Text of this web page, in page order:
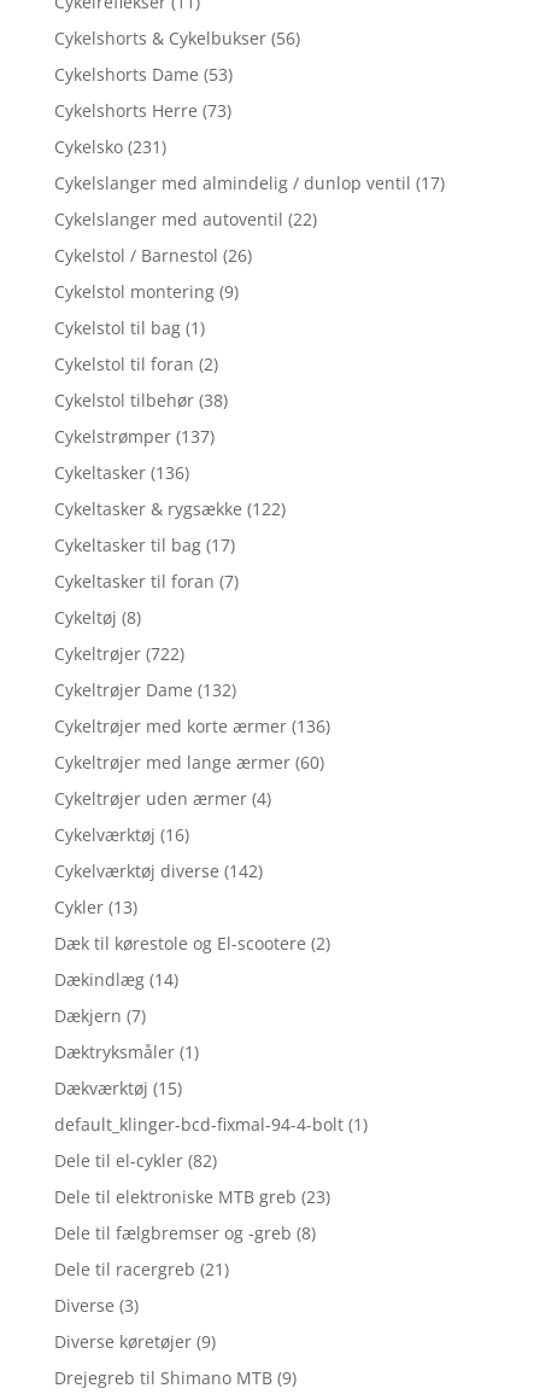
Cykelshorts & Cykelbukser (56)
Cykelshorts Dame (53)
Cykelshorts Herre (73)
Cykelsko (231)
Cykelslanger med almindelig / dunlop ventil (17)
Cykelslanger med autoventil (22)
Cykelstol / Barnestol (26)
Cykelstol montering (9)
Cykelstol til bag (1)
Cykelstol til foran (2)
Cykelstol tilbehør (38)
Cykelstrømper (137)
Cykeltasker (136)
Cykeltasker & rygsække (122)
Cykeltasker til bag (17)
Cykeltasker til foran (7)
Cykeltøj (8)
Cykeltrøjer (722)
Cykeltrøjer Dame (132)
Cykeltrøjer med korte ærmer (136)
Cykeltrøjer med lange ærmer (60)
Cykeltrøjer uden ærmer (4)
Cykelværktøj (16)
Cykelværktøj diverse (142)
Cykler (13)
Dæk til kørestole og El-scootere (2)
Dækindlæg (14)
Dækjern (7)
Dæktryksmåler (1)
Dækværktøj (15)
default_klinger-bcd-fixmal-94-4-bolt (1)
Dele til el-cykler (82)
Dele til elektroniske MTB greb (23)
Dele til fælgbremser og -greb (8)
Dele til racergreb (21)
Diverse (3)
Diverse køretøjer (9)
Drejegreb til Shimano MTB (9)